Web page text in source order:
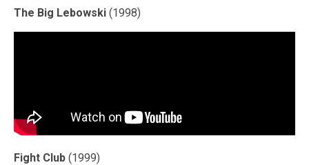
The Big Lebowski (1998)
Fight Club (1999)